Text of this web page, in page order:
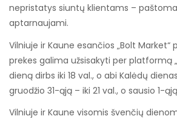
nepristatys siuntų klientams –
aptarnaujami.
Vilniuje ir Kaune esančios „Bolt Market“
prekes galima užsisakyti per platformą
dieną dirbs iki 18 val., o abi Kalėdų
gruodžio 31-ąją – iki 21 val., o sausio 1-
Vilniuje ir Kaune visomis švenčių